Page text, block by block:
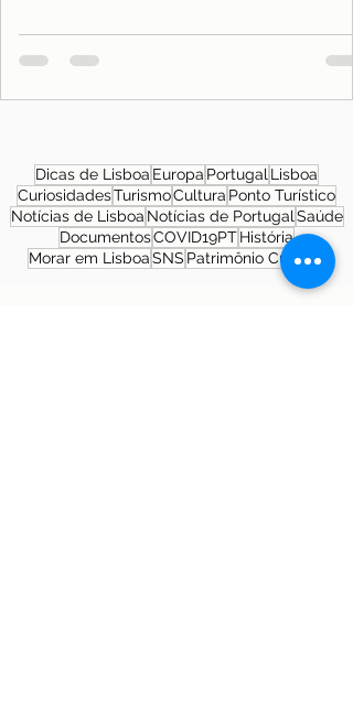
Dicas de Lisboa Europa Portugal Lisboa
CuriosidadesTurismoCultura Ponto Turístico
Notícias de Lisboa Notícias de Portugal Saúde
DocumentosCOVID19PTHistória
Morar em LisboaSNS Patrimônio Cultural